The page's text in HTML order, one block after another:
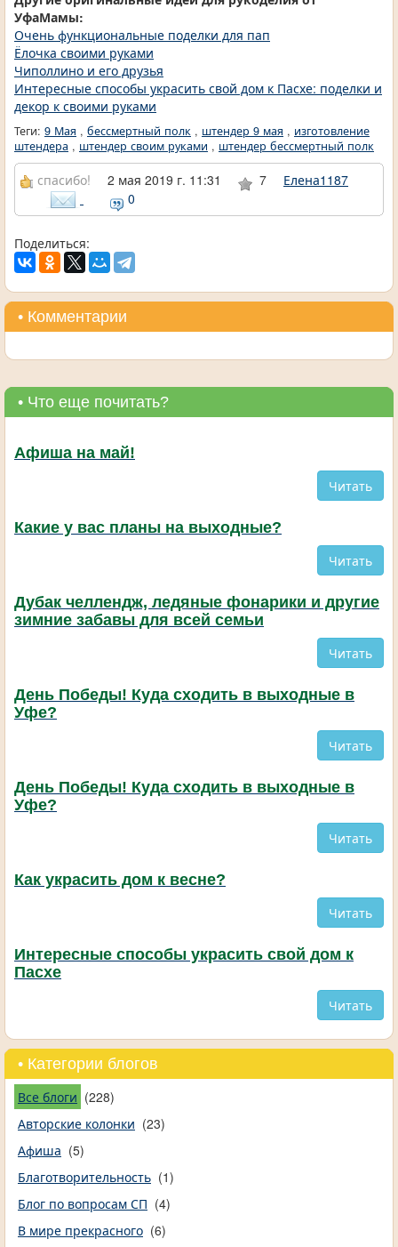
УфаМамы:
Очень функциональные поделки для пап
Ёлочка своими руками
Чиполлино и его друзья
Интересные способы украсить свой дом к Пасхе: поделки и
декор к своими руками
Теги: 9 Мая , бессмертный полк , штендер 9 мая , изготовление
штендера , штендер своим руками , штендер бессмертный полк
спасибо! 2 мая 2019 г. 11:31 7
Елена1187
0
Поделиться:
• Комментарии
• Что еще почитать?
Афиша на май!
Читать
Какие у вас планы на выходные?
Читать
Дубак челлендж, ледяные фонарики и другие
зимние забавы для всей семьи
Читать
День Победы! Куда сходить в выходные в
Уфе?
Читать
День Победы! Куда сходить в выходные в
Уфе?
Читать
Как украсить дом к весне?
Читать
Интересные способы украсить свой дом к
Пасхе
Читать
• Категории блогов
Все блоги (228)
Авторские колонки (23)
Афиша (5)
Благотворительность (1)
Блог по вопросам СП (4)
В мире прекрасного (6)